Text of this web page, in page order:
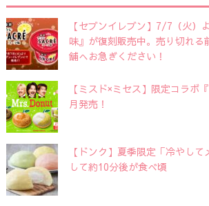
【セブンイレブン】7/7（火）
味』が復刻販売中。売り切れる
舗へお急ぎください！
【ミスド×ミセス】限定コラボ
月発売！
【ドンク】夏季限定「冷やし
して約10分後が食べ頃